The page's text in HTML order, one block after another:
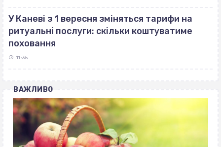
У Каневі з 1 вересня зміняться тарифи на
ритуальні послуги: скільки коштуватиме
поховання
11:35
ВАЖЛИВО